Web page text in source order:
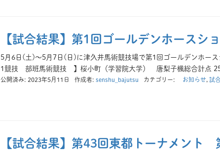
【試合結果】第1回ゴールデンホースシ
5月6日(土)～5月7日(日)に津久井馬術競技場で第1回ゴールデンホー
1競技 部班馬術競技 】桜小町（学習院大学） 唐梨子楓総合計点
公開済み: 2023年5月11日 作成者: senshu_bajutsu カテゴリー: お知らせ, 試
【試合結果】第43回東都トーナメント